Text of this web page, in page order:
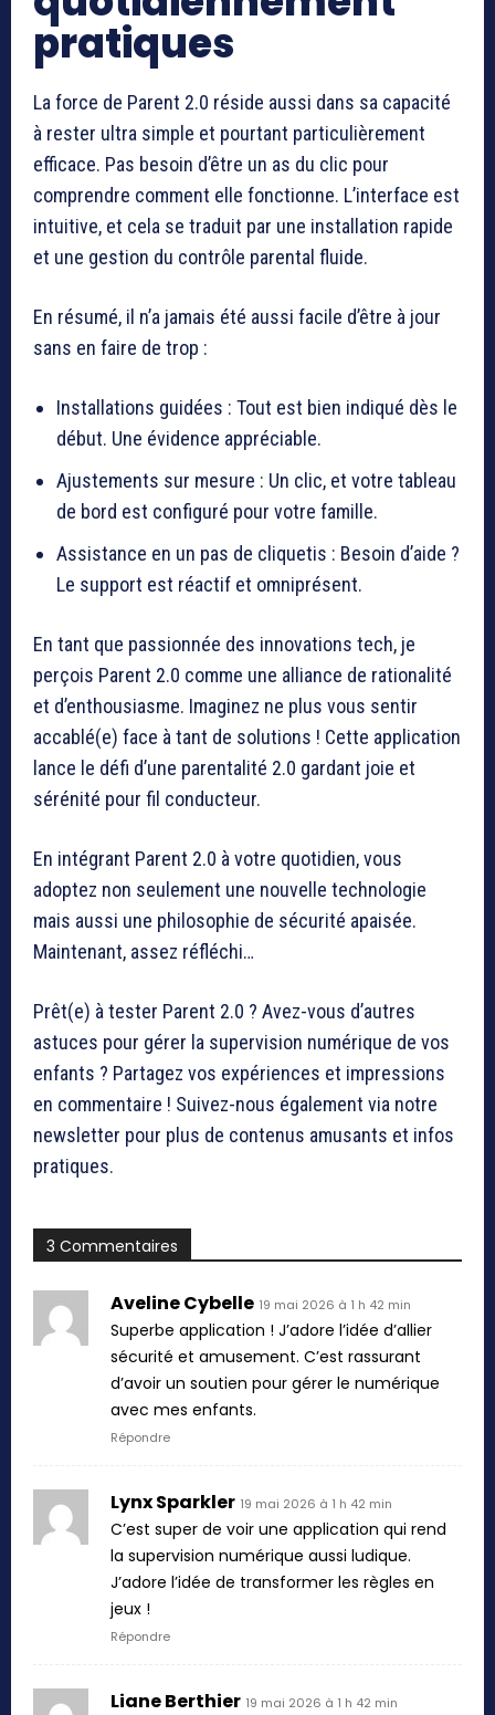
pratiques
La force de Parent 2.0 réside aussi dans sa capacité
à rester ultra simple et pourtant particulièrement
efficace. Pas besoin d’être un as du clic pour
comprendre comment elle fonctionne. L’interface est
intuitive, et cela se traduit par une installation rapide
et une gestion du contrôle parental fluide.
En résumé, il n’a jamais été aussi facile d’être à jour
sans en faire de trop :
Installations guidées : Tout est bien indiqué dès le
début. Une évidence appréciable.
Ajustements sur mesure : Un clic, et votre tableau
de bord est configuré pour votre famille.
Assistance en un pas de cliquetis : Besoin d’aide ?
Le support est réactif et omniprésent.
En tant que passionnée des innovations tech, je
perçois Parent 2.0 comme une alliance de rationalité
et d’enthousiasme. Imaginez ne plus vous sentir
accablé(e) face à tant de solutions ! Cette application
lance le défi d’une parentalité 2.0 gardant joie et
sérénité pour fil conducteur.
En intégrant Parent 2.0 à votre quotidien, vous
adoptez non seulement une nouvelle technologie
mais aussi une philosophie de sécurité apaisée.
Maintenant, assez réfléchi…
Prêt(e) à tester Parent 2.0 ? Avez-vous d’autres
astuces pour gérer la supervision numérique de vos
enfants ? Partagez vos expériences et impressions
en commentaire ! Suivez-nous également via notre
newsletter pour plus de contenus amusants et infos
pratiques.
3 Commentaires
Aveline Cybelle 19 mai 2026 à 1 h 42 min
Superbe application ! J’adore l’idée d’allier
sécurité et amusement. C’est rassurant
d’avoir un soutien pour gérer le numérique
avec mes enfants.
Répondre
Lynx Sparkler 19 mai 2026 à 1 h 42 min
C’est super de voir une application qui rend
la supervision numérique aussi ludique.
J’adore l’idée de transformer les règles en
jeux !
Répondre
Liane Berthier 19 mai 2026 à 1 h 42 min